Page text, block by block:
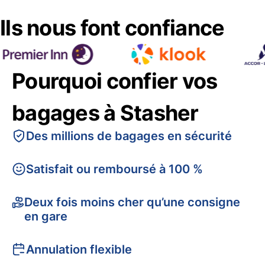
Ils nous font confiance
Pourquoi confier vos
bagages à Stasher
Des millions de bagages en sécurité
Satisfait ou remboursé à 100 %
Deux fois moins cher qu’une consigne
en gare
Annulation flexible